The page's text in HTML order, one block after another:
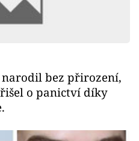
narodil bez přirození,
o panictví díky